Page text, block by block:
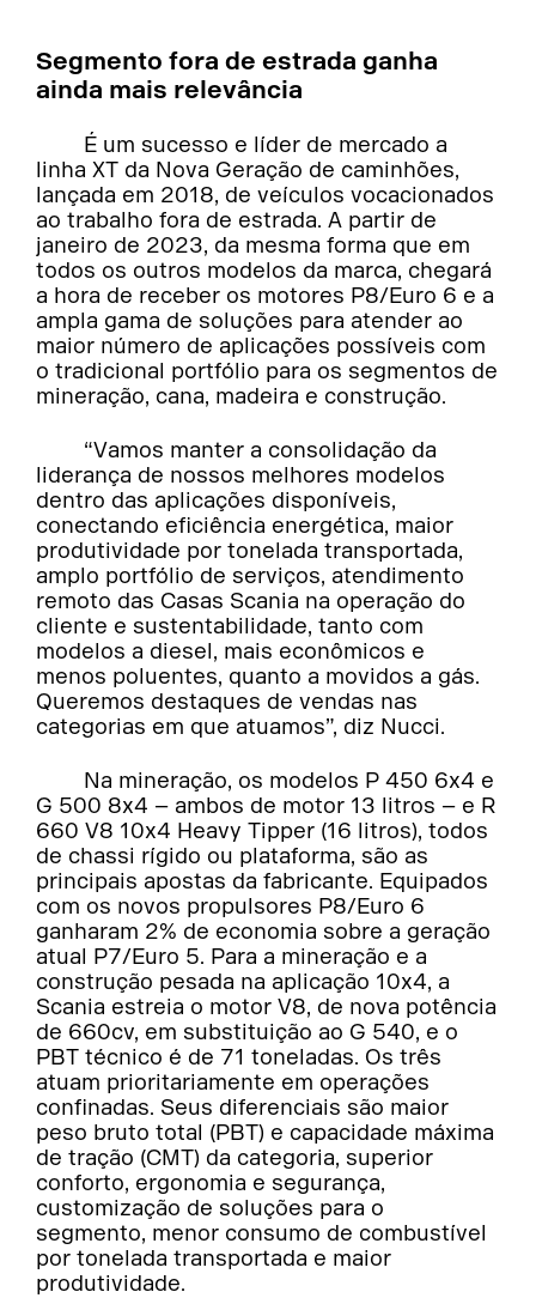
Segmento fora de estrada ganha
ainda mais relevância
É um sucesso e líder de mercado a
linha XT da Nova Geração de caminhões,
lançada em 2018, de veículos vocacionados
ao trabalho fora de estrada. A partir de
janeiro de 2023, da mesma forma que em
todos os outros modelos da marca, chegará
a hora de receber os motores P8/Euro 6 e a
ampla gama de soluções para atender ao
maior número de aplicações possíveis com
o tradicional portfólio para os segmentos de
mineração, cana, madeira e construção.
“Vamos manter a consolidação da
liderança de nossos melhores modelos
dentro das aplicações disponíveis,
conectando eficiência energética, maior
produtividade por tonelada transportada,
amplo portfólio de serviços, atendimento
remoto das Casas Scania na operação do
cliente e sustentabilidade, tanto com
modelos a diesel, mais econômicos e
menos poluentes, quanto a movidos a gás.
Queremos destaques de vendas nas
categorias em que atuamos”, diz Nucci.
Na mineração, os modelos P 450 6x4 e
G 500 8x4 – ambos de motor 13 litros – e R
660 V8 10x4 Heavy Tipper (16 litros), todos
de chassi rígido ou plataforma, são as
principais apostas da fabricante. Equipados
com os novos propulsores P8/Euro 6
ganharam 2% de economia sobre a geração
atual P7/Euro 5. Para a mineração e a
construção pesada na aplicação 10x4, a
Scania estreia o motor V8, de nova potência
de 660cv, em substituição ao G 540, e o
PBT técnico é de 71 toneladas. Os três
atuam prioritariamente em operações
confinadas. Seus diferenciais são maior
peso bruto total (PBT) e capacidade máxima
de tração (CMT) da categoria, superior
conforto, ergonomia e segurança,
customização de soluções para o
segmento, menor consumo de combustível
por tonelada transportada e maior
produtividade.